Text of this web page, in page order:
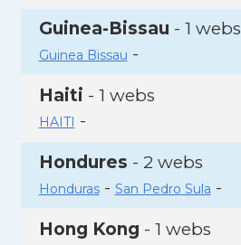
Guinea-Bissau - 1 webs
Guinea Bissau -
Haiti - 1 webs
HAITI -
Hondures - 2 webs
Honduras- San Pedro Sula -
Hong Kong - 1 webs